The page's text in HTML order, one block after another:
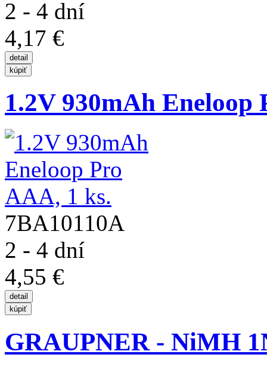
2 - 4 dní
4,17 €
1.2V 930mAh Eneloop
7BA10110A
2 - 4 dní
4,55 €
GRAUPNER - NiMH